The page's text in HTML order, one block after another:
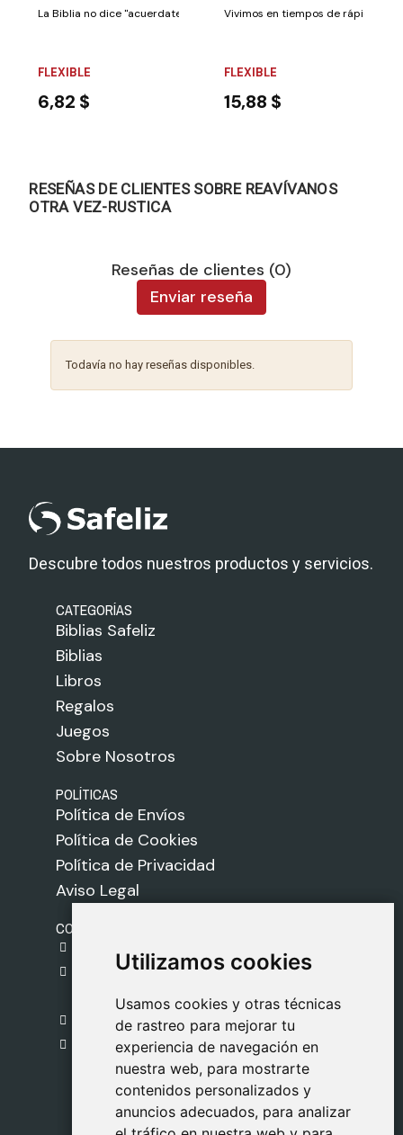
Utilizamos cookies
Usamos cookies y otras técnicas
de rastreo para mejorar tu
experiencia de navegación en
nuestra web, para mostrarte
contenidos personalizados y
anuncios adecuados, para analizar
Utilizamos cookies
Usamos cookies y otras técnicas
de rastreo para mejorar tu
experiencia de navegación en
nuestra web, para mostrarte
contenidos personalizados y
anuncios adecuados, para analizar
La Biblia no dice "acuerdate del Sábado para entristecerlo" El Señor
FLEXIBLE
6,82 $
Vivimos en tiempos de rápidos
FLEXIBLE
15,88 $
RESEÑAS DE CLIENTES SOBRE REAVÍVANOS
OTRA VEZ-RUSTICA
Reseñas de clientes (0)
Enviar reseña
Todavía no hay reseñas disponibles.
Descubre todos nuestros productos y servicios.
CATEGORÍAS
Biblias Safeliz
Biblias
Libros
Regalos
Juegos
Sobre Nosotros
POLÍTICAS
Política de Envíos
Política de Cookies
Política de Privacidad
Aviso Legal
CONTACTO
C. del Pradillo, 6, 28770 Colmenar Viejo,
Madrid
918 459 877
Lunes a Viernes
09:00 - 13:00